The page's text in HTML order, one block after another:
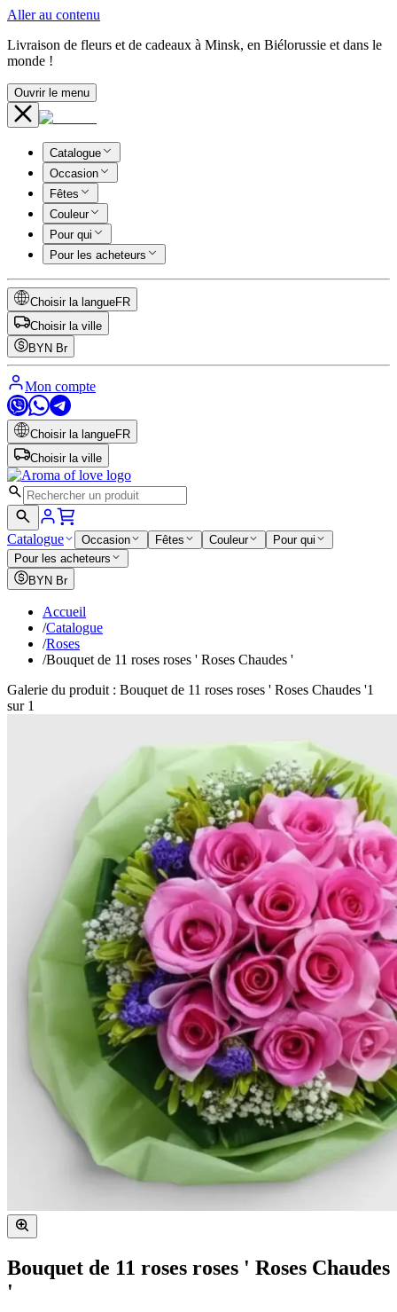
Aller au contenu
Livraison de fleurs et de cadeaux à Minsk, en Biélorussie et dans le
monde !
Ouvrir le menu
Catalogue
Occasion
Fêtes
Couleur
Pour qui
Pour les acheteurs
Choisir la langueFR
Choisir la ville
BYN Br
Mon compte
Choisir la langueFR
Choisir la ville
Catalogue Occasion Fêtes Couleur
Pour qui
Pour les acheteurs
BYN Br
Accueil
/Catalogue
/Roses
/Bouquet de 11 roses roses ' Roses Chaudes '
Galerie du produit : Bouquet de 11 roses roses ' Roses Chaudes '1
sur 1
Bouquet de 11 roses roses ' Roses Chaudes
'